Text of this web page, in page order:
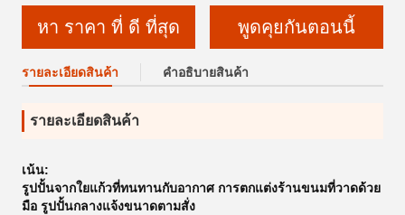
หา ราคา ที่ ดี ที่สุด พูดคุยกันตอนนี้
รายละเอียดสินค้า คําอธิบายสินค้า
รายละเอียดสินค้า
เน้น:
รูปปั้นจากใยแก้วที่ทนทานกับอากาศ การตกแต่งร้านขนมที่วาดด้วย
มือ รูปปั้นกลางแจ้งขนาดตามสั่ง